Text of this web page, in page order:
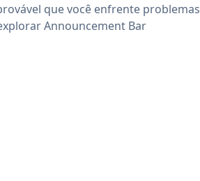
que você enfrente problemas
Announcement Bar